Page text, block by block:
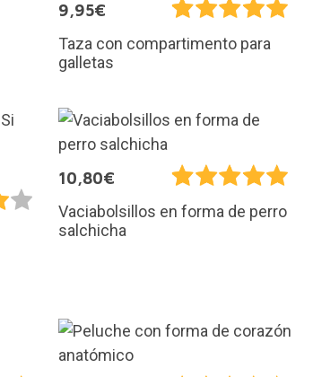
9,95€
Taza con compartimento para
galletas
10,80€
Vaciabolsillos en forma de perro
salchicha